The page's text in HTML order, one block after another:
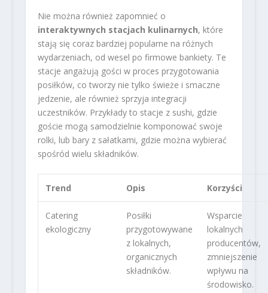
Nie można również zapomnieć o
interaktywnych stacjach kulinarnych, które
stają się coraz bardziej popularne na różnych
wydarzeniach, od wesel po firmowe bankiety. Te
stacje angażują gości w proces przygotowania
posiłków, co tworzy nie tylko świeże i smaczne
jedzenie, ale również sprzyja integracji
uczestników. Przykłady to stacje z sushi, gdzie
goście mogą samodzielnie komponować swoje
rolki, lub bary z sałatkami, gdzie można wybierać
spośród wielu składników.
Trend Opis Korzyści
Catering
ekologiczny
Posiłki
przygotowywane
z lokalnych,
organicznych
składników.
Wsparcie
lokalnych
producentów,
zmniejszenie
wpływu na
środowisko.